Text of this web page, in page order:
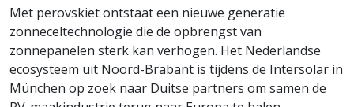
Met perovskiet ontstaat een nieuwe generatie
zonneceltechnologie die de opbrengst van
zonnepanelen sterk kan verhogen. Het Nederlandse
ecosysteem uit Noord-Brabant is tijdens de Intersolar in
München op zoek naar Duitse partners om samen de